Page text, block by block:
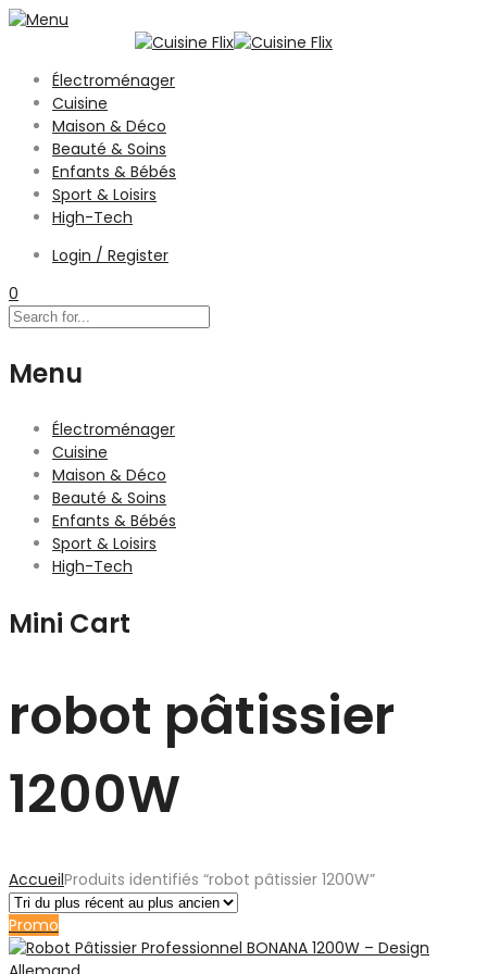
Électroménager
Cuisine
Maison & Déco
Beauté & Soins
Enfants & Bébés
Sport & Loisirs
High-Tech
Login / Register
0
Menu
Électroménager
Cuisine
Maison & Déco
Beauté & Soins
Enfants & Bébés
Sport & Loisirs
High-Tech
Mini Cart
robot pâtissier
1200W
AccueilProduits identifiés “robot pâtissier 1200W”
Promo